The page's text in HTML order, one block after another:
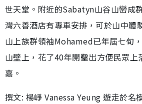
世天堂。附近的Sabatyn山谷山巒成
灣六善酒店有專車安排，可於山中體
山上族群領袖Mohamed已年屆七旬
山壁上，花了40年開鑿出方便民眾上
嘉。
撰文: 楊崢 Vanessa Yeung 遊走於名